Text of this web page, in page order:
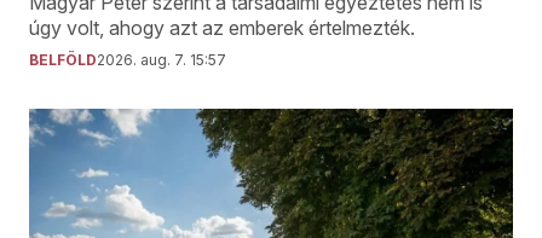
úgy volt, ahogy azt az emberek értelmezték.
BELFÖLD2026. aug. 7. 15:57